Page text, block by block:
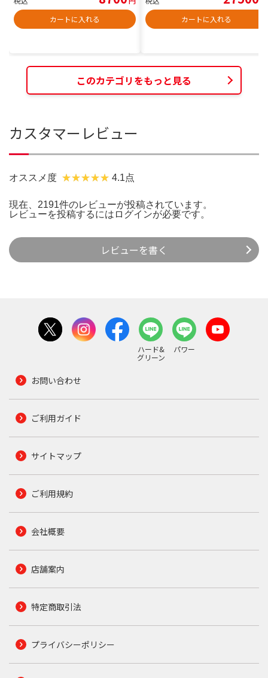
カートに入れる
カートに入れる
このカテゴリをもっと見る
カスタマーレビュー
オススメ度 4.1点
現在、2191件のレビューが投稿されています。
レビューを投稿するには ログインが必要です。
レビューを書く
ハード&
グリーン
パワー
お問い合わせ
ご利用ガイド
サイトマップ
ご利用規約
会社概要
店舗案内
特定商取引法
プライバシーポリシー